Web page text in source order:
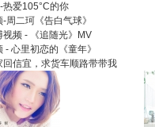
热爱105°C的你
周二珂《告白气球》
视频 - 《追随光》MV
- 心里初恋的《童年》
回信宜，求货车顺路带带我